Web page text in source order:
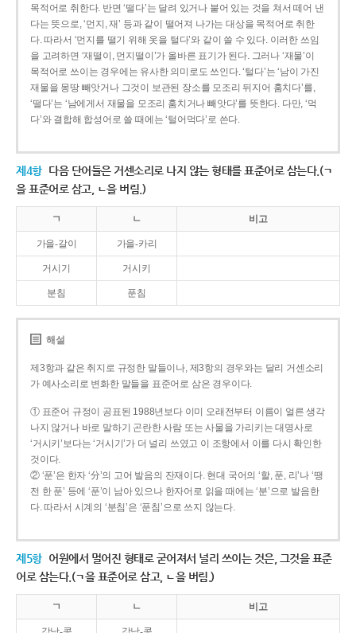
목적어로 취한다. 반면 ‘떨다’는 달려 있거나 붙어 있는 것을 쳐서 떼어 낸
다는 뜻으로, ‘먼지, 재’ 등과 같이 떨어져 나가는 대상을 목적어로 취한
다. 따라서 ‘먼지를 떨기 위해 옷을 털다’와 같이 쓸 수 있다. 이러한 쓰임
을 고려하면 ‘재떨이, 먼지떨이’가 올바른 표기가 된다. 그러나 ‘재물’이
목적어로 쓰이는 경우에는 유사한 의미로도 쓰인다. ‘털다’는 ‘남이 가진
재물을 몽땅 빼앗거나 그것이 보관된 장소를 모조리 뒤지어 훔치다’를,
‘떨다’는 ‘남에게서 재물을 모조리 훔치거나 빼앗다’를 뜻한다. 다만, ‘먹
다’와 결합해 합성어로 쓸 때에는 ‘털어먹다’로 쓴다.
제4항 다음 단어들은 거센소리로 나지 않는 형태를 표준어로 삼는다.(ㄱ
을 표준어로 삼고, ㄴ을 버림.)
ㄱ ㄴ 비고
가을-갈이 가을-카리
거시기 거시키
분침 푼침
해설
제3항과 같은 취지로 규정한 말들이나, 제3항의 경우와는 달리 거센소리
가 예사소리로 변화한 말들을 표준어로 삼은 경우이다.
① 표준어 규정이 공표된 1988년보다 이미 오래전부터 이름이 얼른 생각
나지 않거나 바로 말하기 곤란한 사람 또는 사물을 가리키는 대명사로
‘거시키’보다는 ‘거시기’가 더 널리 쓰였고 이 조항에서 이를 다시 확인한
것이다.
② ‘푼’은 한자 ‘分’의 고어 발음의 잔재이다. 현대 국어의 ‘할, 푼, 리’나 ‘땡
전 한 푼’ 등에 ‘푼’이 남아 있으나 한자어로 읽을 때에는 ‘분’으로 발음한
다. 따라서 시계의 ‘분침’은 ‘푼침’으로 쓰지 않는다.
제5항 어원에서 멀어진 형태로 굳어져서 널리 쓰이는 것은, 그것을 표준
어로 삼는다.(ㄱ을 표준어로 삼고, ㄴ을 버림.)
ㄱ ㄴ 비고